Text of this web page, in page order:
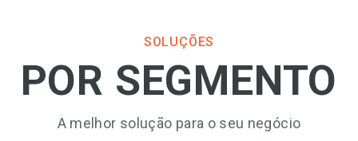
SOLUÇÕES
POR SEGMENTO
A melhor solução para o seu negócio